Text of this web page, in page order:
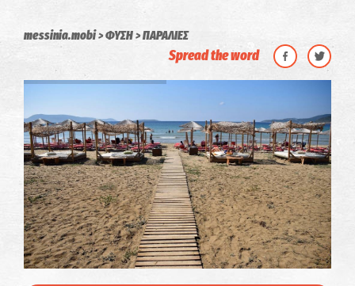
messinia.mobi ΦΥΣΗ ΠΑΡΑΛΙΕΣ
Spread the word